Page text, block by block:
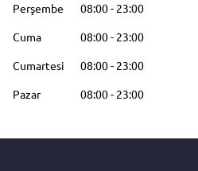
Perşembe
08:00- 23:00
Cuma
08:00- 23:00
Cumartesi
08:00- 23:00
Pazar
08:00- 23:00